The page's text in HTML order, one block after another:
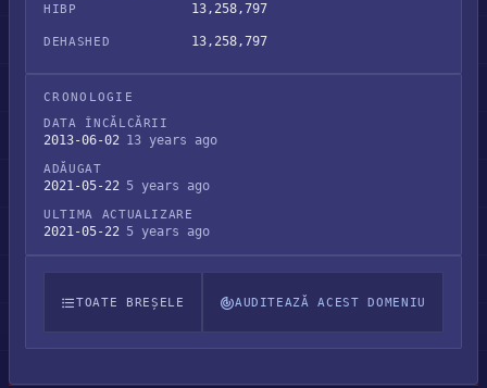
HIBP
13,258,797
DEHASHED 13,258,797
CRONOLOGIE
DATA ÎNCĂLCĂRII
2013-06-02 13 years ago
ADĂUGAT
2021-05-22 5 years ago
ULTIMA ACTUALIZARE
2021-05-22 5 years ago
TOATE BREȘELE AUDITEAZĂ ACEST DOMENIU